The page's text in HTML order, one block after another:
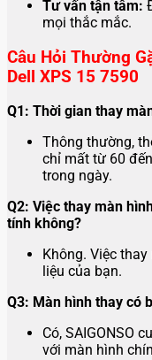
Tư vấn tận tâm:
mọi thắc mắc.
Câu Hỏi Thường
Dell XPS 15 7590
Q1: Thời gian thay
Thông thường,
chỉ mất từ 60
trong ngày.
Q2: Việc thay màn
tính không?
Không. Việc
liệu của bạn.
Q3: Màn hình thay có
Có, SAIGONSO
với màn hình